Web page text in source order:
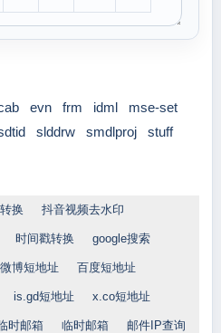
evn frm idml
mse-set
slddrw smdlproj
stuff
换 抖音视频去水印
时间戳转换 google搜索
微博短地址 百度短地址
is.gd短地址 x.co短地址
时邮箱 临时邮箱 邮件IP查询